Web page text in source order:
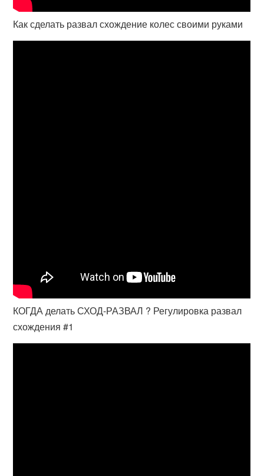
Как сделать развал схождение колес своими руками
КОГДА делать СХОД-РАЗВАЛ ? Регулировка развал
схождения #1